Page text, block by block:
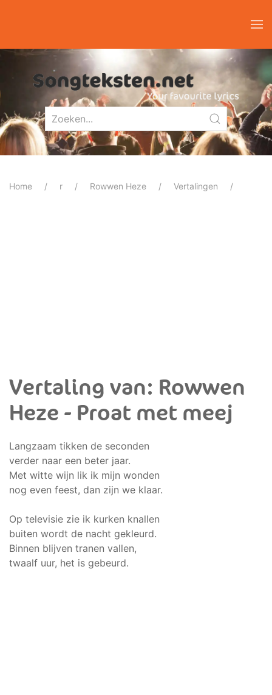
Home r Rowwen Heze Vertalingen
Vertaling van: Rowwen
Heze - Proat met meej
Langzaam tikken de seconden
verder naar een beter jaar.
Met witte wijn lik ik mijn wonden
nog even feest, dan zijn we klaar.
Op televisie zie ik kurken knallen
buiten wordt de nacht gekleurd.
Binnen blijven tranen vallen,
twaalf uur, het is gebeurd.